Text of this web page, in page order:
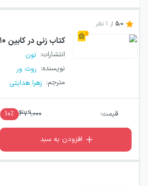
5.0 از 1 نظر
کتاب زنی در کابین ۱۰
انتشارات: نون
نویسنده: روث ور
مترجم: زهرا هدایتی
قیمت: 479,000
10٪
افزودن به سبد